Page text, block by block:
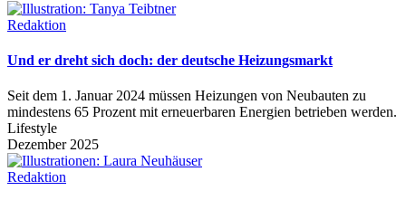
Redaktion
Und er dreht sich doch: der deutsche Heizungsmarkt
Seit dem 1. Januar 2024 müssen Heizungen von Neubauten zu
mindestens 65 Prozent mit erneuerbaren Energien betrieben werden.
Lifestyle
Dezember 2025
Redaktion